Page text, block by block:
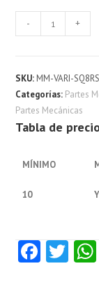
Varilla
- +
SKU: MM-VARI-SQ8RS
Categorías: Partes
Partes Mecánicas
Tabla de
MÍNIMO
10
Fa T